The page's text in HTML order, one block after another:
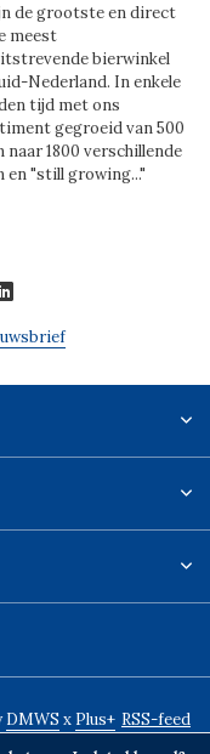
de grootste en direct
meest
bierwinkel
Nederland. In enkele
tijd met ons
gegroeid van 500
naar 1800 verschillende
en "still growing..."
DMWS x Plus+ RSS-feed